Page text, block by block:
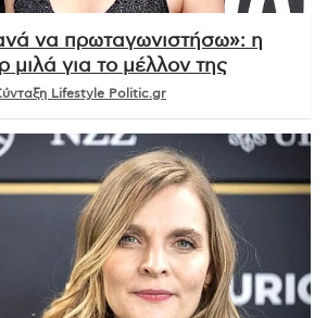
να πρωταγωνιστήσω»: η
μιλά για το μέλλον της
Lifestyle Politic.gr